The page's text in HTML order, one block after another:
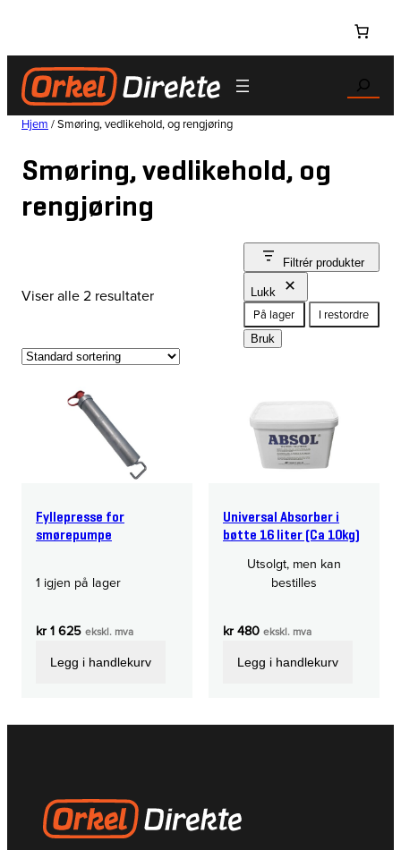
innhold
Search
Hjem / Smøring, vedlikehold, og rengjøring
Smøring, vedlikehold, og
rengjøring
Viser alle 2 resultater
Filtrér produkter
Lukk
Status
På lager I restordre
Bruk
Fyllepresse for
smørepumpe
1 igjen på lager
kr1 625 ekskl. mva
Legg i handlekurv
Universal Absorber i
bøtte 16 liter (Ca 10kg)
Utsolgt, men kan
bestilles
kr480 ekskl. mva
Legg i handlekurv